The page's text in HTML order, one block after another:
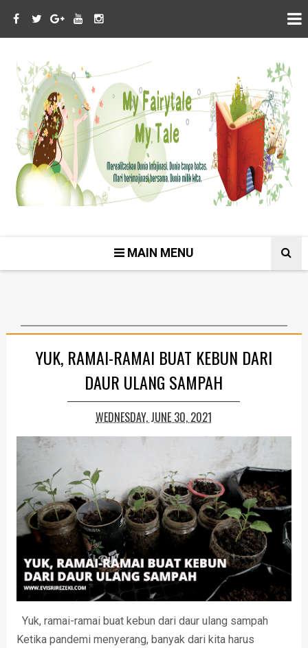
MAIN MENU
YUK, RAMAI-RAMAI BUAT KEBUN DARI
DAUR ULANG SAMPAH
WEDNESDAY, JUNE 30, 2021
Yuk, ramai-ramai buat kebun dari daur ulang sampah
Ketika pandemi menyerang, banyak dari kita harus